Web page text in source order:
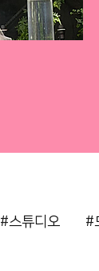
#스튜디오 #